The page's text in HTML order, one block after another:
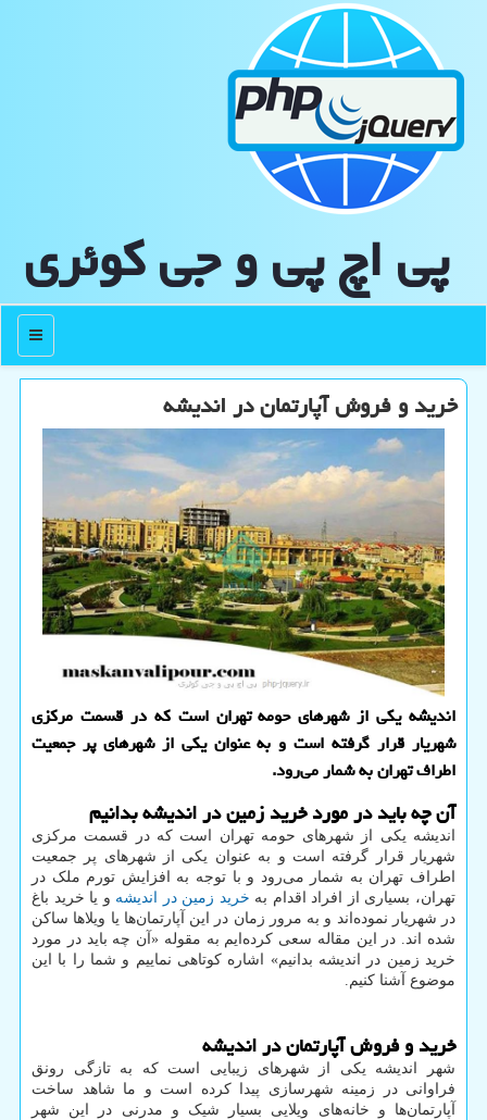
پی اچ پی و جی كوئری
منو
خرید و فروش آپارتمان در اندیشه
اندیشه یکی از شهرهای حومه تهران است که در قسمت مرکزی
شهریار قرار گرفته است و به عنوان یکی از شهرهای پر جمعیت
اطراف تهران به شمار می‌رود.
آن چه باید در مورد خرید زمین در اندیشه بدانیم
اندیشه یکی از شهرهای حومه تهران است که در قسمت مرکزی
شهریار قرار گرفته است و به عنوان یکی از شهرهای پر جمعیت
اطراف تهران به شمار می‌رود و با توجه به افزایش تورم ملک در
تهران، بسیاری از افراد اقدام به خرید زمین در اندیشه و یا خرید باغ
در شهریار نموده‌اند و به مرور زمان در این آپارتمان‌ها یا ویلاها ساکن
شده اند. در این مقاله سعی کرده‌ایم به مقوله «آن چه باید در مورد
خرید زمین در اندیشه بدانیم» اشاره کوتاهی نماییم و شما را با این
موضوع آشنا کنیم.
خرید و فروش آپارتمان در اندیشه
شهر اندیشه یکی از شهرهای زیبایی است که به تازگی رونق
فراوانی در زمینه شهرسازی پیدا کرده است و ما شاهد ساخت
آپارتمان‌ها و خانه‌های ویلایی بسیار شیک و مدرنی در این شهر